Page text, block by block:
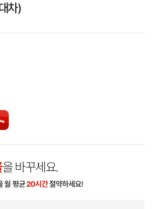
차)
을 바꾸세요.
월 평균20시간절약하세요!